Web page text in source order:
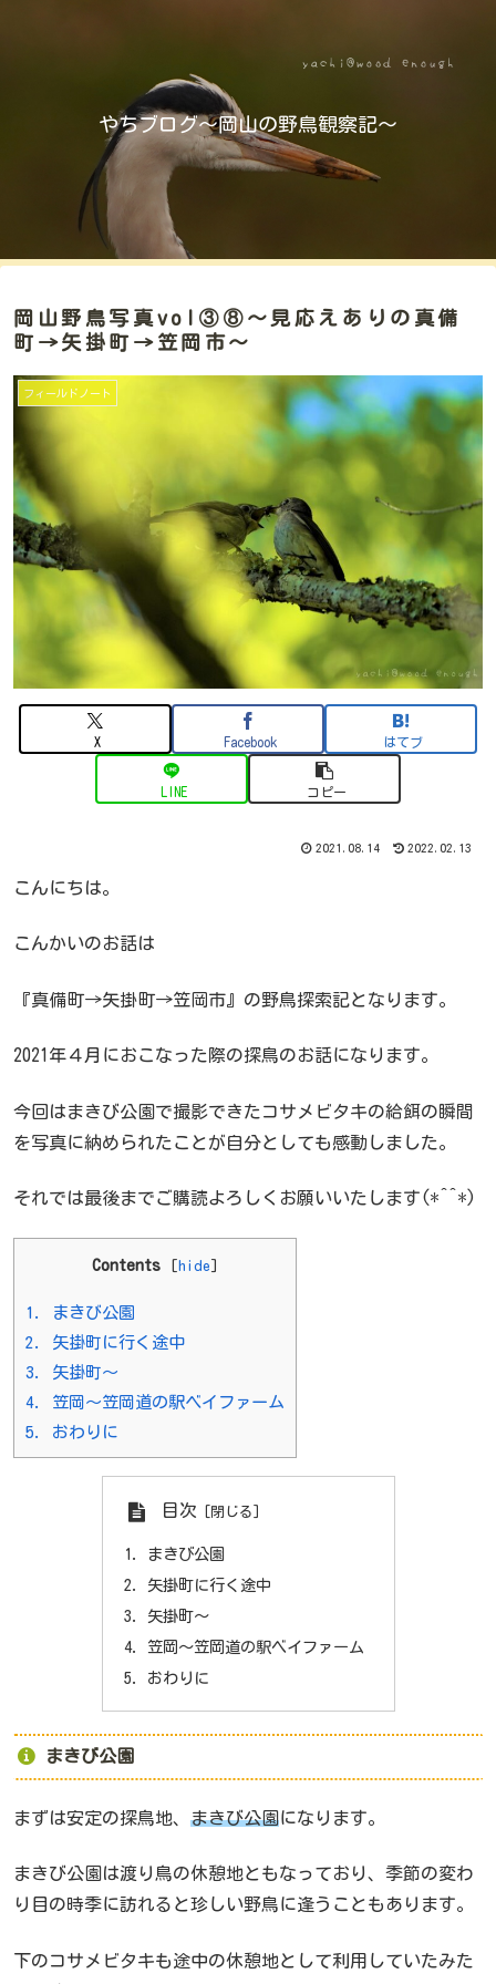
やちブログ～岡山の野鳥観察記～
岡山野鳥写真vol③⑧～見応えありの真備
町→矢掛町→笠岡市～
フィールドノート
X Facebook はてブ
LINE コピー
2021.08.14 2022.02.13
こんにちは。
こんかいのお話は
『真備町→矢掛町→笠岡市』の野鳥探索記となります。
2021年４月におこなった際の探鳥のお話になります。
今回はまきび公園で撮影できたコサメビタキの給餌の瞬間
を写真に納められたことが自分としても感動しました。
それでは最後までご購読よろしくお願いいたします(*^^*)
Contents [ hide ]
1.
まきび公園
2.
矢掛町に行く途中
3.
矢掛町～
4.
笠岡～笠岡道の駅ベイファーム
5.
おわりに
目次
まきび公園
矢掛町に行く途中
矢掛町～
笠岡～笠岡道の駅ベイファーム
おわりに
まきび公園
まずは安定の探鳥地、 まきび公園になります。
まきび公園は渡り鳥の休憩地ともなっており、季節の変わ
り目の時季に訪れると珍しい野鳥に逢うこともあります。
下のコサメビタキも途中の休憩地として利用していたみた